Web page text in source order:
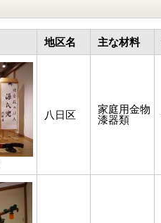
地区名 主な材料
八日区
家庭用金物
漆器類